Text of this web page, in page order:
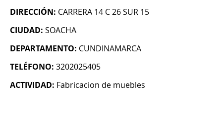
DIRECCIÓN: CARRERA 14 C 26 SUR 15
CIUDAD: SOACHA
DEPARTAMENTO: CUNDINAMARCA
TELÉFONO: 3202025405
ACTIVIDAD: Fabricacion de muebles